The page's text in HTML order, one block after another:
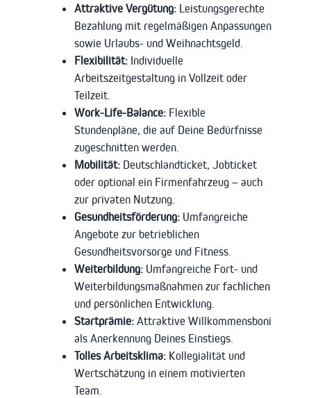
Attraktive Vergütung: Leistungsgerechte
Bezahlung mit regelmäßigen Anpassungen
sowie Urlaubs- und Weihnachtsgeld.
Flexibilität: Individuelle
Arbeitszeitgestaltung in Vollzeit oder
Teilzeit.
Work-Life-Balance: Flexible
Stundenpläne, die auf Deine Bedürfnisse
zugeschnitten werden.
Mobilität: Deutschlandticket, Jobticket
oder optional ein Firmenfahrzeug – auch
zur privaten Nutzung.
Gesundheitsförderung: Umfangreiche
Angebote zur betrieblichen
Gesundheitsvorsorge und Fitness.
Weiterbildung: Umfangreiche Fort- und
Weiterbildungsmaßnahmen zur fachlichen
und persönlichen Entwicklung.
Startprämie: Attraktive Willkommensboni
als Anerkennung Deines Einstiegs.
Tolles Arbeitsklima: Kollegialität und
Wertschätzung in einem motivierten
Team.